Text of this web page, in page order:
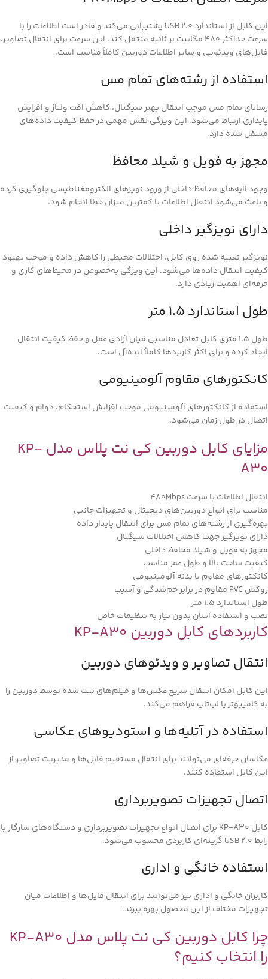
این کابل از استاندارد USB 2.0 پشتیبانی می‌کند و قادر است اطلاعات را با
سرعت حداکثر 480 مگابیت بر ثانیه منتقل کند. این سرعت برای انتقال تصاویر،
فایل‌های ویدئویی و سایر اطلاعات دوربین کاملاً مناسب است.
استفاده از رشته‌های تمام مس
رسانای تمام مس موجب انتقال بهتر سیگنال، کاهش افت ولتاژ و افزایش
پایداری ارتباط می‌شود. این ویژگی نقش مهمی در حفظ کیفیت داده‌های
منتقل شده دارد.
مجهز به فویل و شیلد محافظ
وجود لایه‌های محافظ داخلی از ورود نویزهای الکترومغناطیسی جلوگیری کرده
و باعث می‌شود انتقال اطلاعات با کمترین میزان خطا انجام شود.
دارای نویزگیر داخلی
نویزگیر تعبیه شده روی کابل، اختلالات محیطی را کاهش داده و موجب بهبود
کیفیت انتقال داده‌ها می‌شود. این ویژگی به‌خصوص در محیط‌های کاری و
حرفه‌ای اهمیت زیادی دارد.
طول استاندارد 1.5 متر
طول 1.5 متری کابل تعادل مناسبی میان آزادی عمل و حفظ کیفیت انتقال
ایجاد کرده و برای اکثر کاربردها کاملاً ایده‌آل است.
کانکتورهای مقاوم آلومینیومی
استفاده از کانکتورهای آلومینیومی موجب افزایش استحکام، دوام و کیفیت
اتصال در طول زمان می‌شود.
مزایای کابل دوربین کی نت پلاس مدل KP-
A30
انتقال اطلاعات با سرعت 480Mbps
مناسب برای انواع دوربین‌های دیجیتال و تجهیزات جانبی
بهره‌گیری از رشته‌های تمام مس برای انتقال پایدار داده
دارای نویزگیر جهت کاهش اختلالات سیگنال
مجهز به فویل و شیلد محافظ داخلی
کیفیت ساخت بالا و طول عمر مناسب
کانکتورهای مقاوم با بدنه آلومینیومی
روکش PVC مقاوم در برابر خم‌شدگی و آسیب
طول استاندارد 1.5 متر
نصب و استفاده آسان بدون نیاز به تنظیمات خاص
کاربردهای کابل دوربین KP-A30
انتقال تصاویر و ویدئوهای دوربین
این کابل امکان انتقال سریع عکس‌ها و فیلم‌های ثبت شده توسط دوربین را
به کامپیوتر یا لپ‌تاپ فراهم می‌کند.
استفاده در آتلیه‌ها و استودیوهای عکاسی
عکاسان حرفه‌ای می‌توانند برای انتقال مستقیم فایل‌ها و مدیریت تصاویر از
این کابل استفاده کنند.
اتصال تجهیزات تصویربرداری
کابل KP-A30 برای اتصال انواع تجهیزات تصویربرداری و دستگاه‌های سازگار با
رابط USB 2.0 گزینه‌ای کاربردی محسوب می‌شود.
استفاده خانگی و اداری
کاربران خانگی و اداری نیز می‌توانند برای انتقال فایل‌ها و اطلاعات میان
تجهیزات مختلف از این محصول بهره ببرند.
چرا کابل دوربین کی نت پلاس مدل KP-A30
را انتخاب کنیم؟